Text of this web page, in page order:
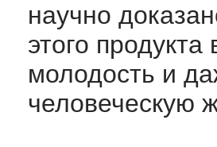
научно
этого
молодость и
человеческую